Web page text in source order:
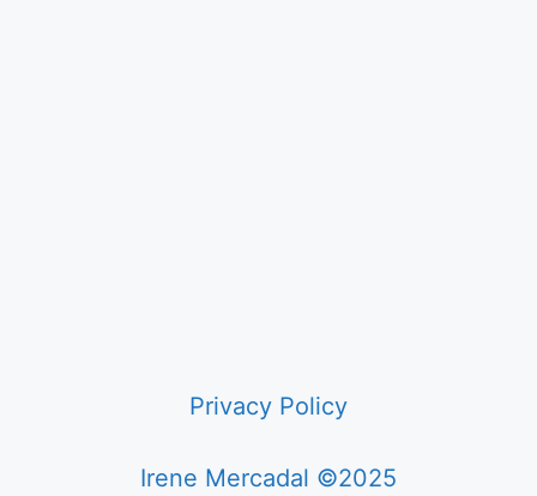
Privacy Policy
Irene Mercadal ©2025